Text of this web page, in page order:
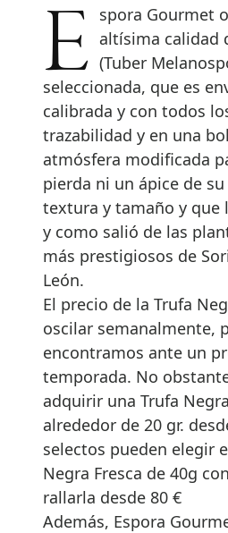
Espora Gourmet ofrece piezas de altísima calidad
(Tuber
seleccionada, que es
calibrada y con todos
trazabilidad y en una
atmósfera modificada
pierda ni un ápice de
textura y tamaño y que
y como salió de las
más prestigiosos de
León.
El precio de la Trufa
oscilar semanalmente,
encontramos ante un
temporada. No
adquirir una Trufa
alrededor de 20 gr.
selectos pueden elegir
Negra Fresca de 40g
rallarla desde 80 €
Además, Espora